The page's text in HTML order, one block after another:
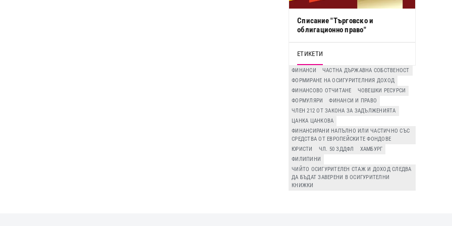
Списание "Търговско и
облигационно право"
ЕТИКЕТИ
ФИНАНСИ
ЧАСТНА ДЪРЖАВНА СОБСТВЕНОСТ
ФОРМИРАНЕ НА ОСИГУРИТЕЛНИЯ ДОХОД
ФИНАНСОВО ОТЧИТАНЕ
ЧОВЕШКИ РЕСУРСИ
ФОРМУЛЯРИ
ФИНАНСИ И ПРАВО
ЧЛЕН 212 ОТ ЗАКОНА ЗА ЗАДЪЛЖЕНИЯТА
ЦАНКА ЦАНКОВА
ФИНАНСИРАНИ НАПЪЛНО ИЛИ ЧАСТИЧНО СЪС
СРЕДСТВА ОТ ЕВРОПЕЙСКИТЕ ФОНДОВЕ
ЮРИСТИ
ЧЛ. 50 ЗДДФЛ
ХАМБУРГ
ФИЛИПИНИ
ЧИЙТО ОСИГУРИТЕЛЕН СТАЖ И ДОХОД СЛЕДВА
ДА БЪДАТ ЗАВЕРЕНИ В ОСИГУРИТЕЛНИ
КНИЖКИ